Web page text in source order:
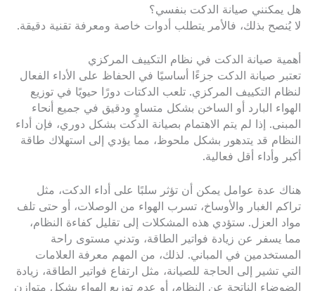
هل يمكنني صيانة الدكت بنفسي؟
لا يُنصح بذلك، فالأمر يتطلب أدوات خاصة ومعرفة تقنية دقيقة.
أهمية صيانة الدكت في نظام التكييف المركزي
تعتبر صيانة الدكت جزءًا أساسيًا في الحفاظ على الأداء الفعال
لنظام التكييف المركزي. تلعب الدكتات دورًا حيويًا في توزيع
الهواء البارد أو الساخن بشكل متساوٍ ودقيق في جميع أنحاء
المبنى. إذا لم يتم الاهتمام بصيانة الدكت بشكل دوري، فإن أداء
النظام قد يتدهور بشكل ملحوظ، مما يؤدي إلى استهلاك طاقة
أكبر وأداء أقل فعالية.
هناك عدة عوامل يمكن أن تؤثر سلبًا على أداء الدكت، مثل
تراكم الغبار والأوساخ، تسرب الهواء من الوصلات، أو حتى تلف
مواد العزل. ستؤدي هذه المشكلات إلى تقليل كفاءة النظام،
مما يسفر عن زيادة فواتير الطاقة، وتدني مستوى راحة
المستخدمين في المباني. لذلك، من المهم معرفة العلامات
التي تشير إلى الحاجة للصيانة، مثل ارتفاع فواتير الطاقة، زيادة
الضوضاء الناتجة عن النظام، أو عدم توزيع الهواء بشكل متوازن